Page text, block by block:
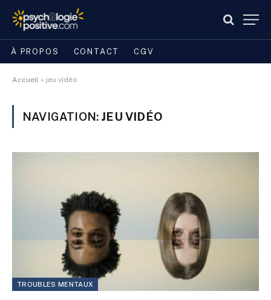
À PROPOS CONTACT CGV
Accueil » jeu vidéo
NAVIGATION: JEU VIDÉO
TROUBLES MENTAUX